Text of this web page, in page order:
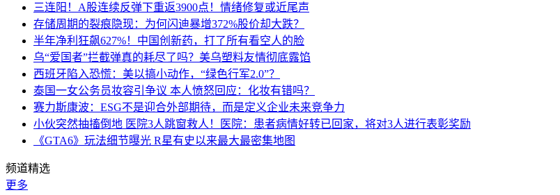
三连阳！A股连续反弹下重返3900点！情绪修复或近尾声
存储周期的裂痕隐现：为何闪迪暴增372%股价却大跌？
半年净利狂飙627%！中国创新药，打了所有看空人的脸
乌“爱国者”拦截弹真的耗尽了吗？美乌塑料友情彻底露馅
西班牙陷入恐慌：美以搞小动作，“绿色行军2.0”？
泰国一女公务员妆容引争议 本人愤怒回应：化妆有错吗？
赛力斯康波：ESG不是迎合外部期待，而是定义企业未来竞争力
小伙突然抽搐倒地 医院3人跳窗救人！医院：患者病情好转已回家，将对3人进行表彰奖励
《GTA6》玩法细节曝光 R星有史以来最大最密集地图
频道精选
更多